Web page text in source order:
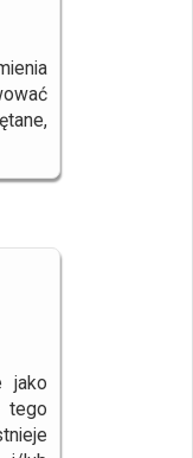
jako
tego